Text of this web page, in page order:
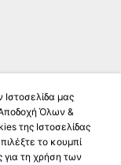
μας
Όλων &
της Ιστοσελίδας
το κουμπί
για τη χρήση των